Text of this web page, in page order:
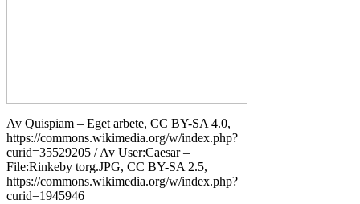
Av Quispiam – Eget arbete, CC BY-SA 4.0,
https://commons.wikimedia.org/w/index.php?
curid=35529205 / Av User:Caesar –
File:Rinkeby torg.JPG, CC BY-SA 2.5,
https://commons.wikimedia.org/w/index.php?
curid=1945946